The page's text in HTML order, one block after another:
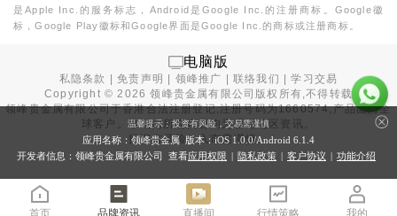
是Apple Inc.的服务标志，Android是Google Inc.的注册商标。Google徽
标，Google Play徽标和Google界面是Google Inc.的商标或注册商标。
电脑版
私隐条款 |免责声明 | 领峰推广 |联络我们 |学习交易
Copyright © 2026 领峰贵金属有限公司版权所有,不得转载
领峰贵金属有限公司于香港合法注册登记,注册号码为1660574,产品面向全
球客户。本站内所有内容均为香港地区资讯。
投资有风险，入市需谨慎。
首页 品牌资讯 直播间 行情策略 我的
温馨提示：投资有风险，交易需谨慎
应用名称：领峰贵金属 版本：iOS 1.0.0/Android 6.1.4
开发者信息：领峰贵金属有限公司 查看应用权限 | 隐私政策 | 客户协议 | 功能介绍